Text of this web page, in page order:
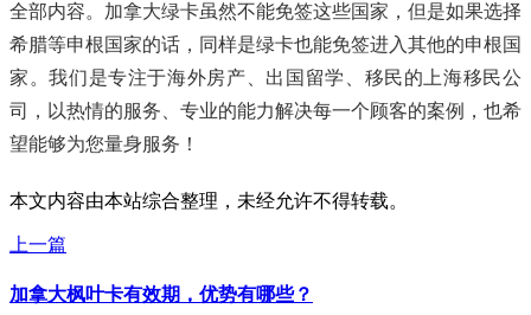
全部内容。加拿大绿卡虽然不能免签这些国家，但是如果选择
希腊等申根国家的话，同样是绿卡也能免签进入其他的申根国
家。我们是专注于海外房产、出国留学、移民的上海移民公
司，以热情的服务、专业的能力解决每一个顾客的案例，也希
望能够为您量身服务！
本文内容由本站综合整理，未经允许不得转载。
上一篇
加拿大枫叶卡有效期，优势有哪些？